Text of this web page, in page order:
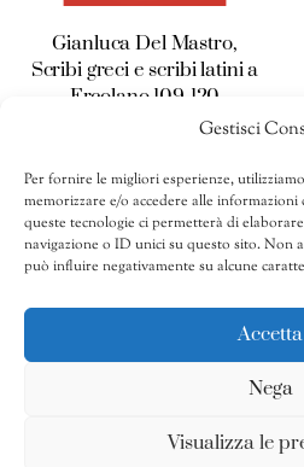
Gestisci
Per fornire le migliori esperienze,
memorizzare e/o accedere alle
queste tecnologie ci permetterà di
navigazione o ID unici su questo sito. Non
può influire negativamente su alcune
Accetta
Nega
Visualizza le
Gianluca Del Mastro,
Scribi greci e scribi latini a
Ercolano 109-120
AGGIUNGI AL
CARRELLO
Share
Privacy Policy